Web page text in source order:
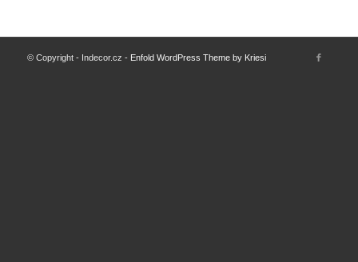
© Copyright - Indecor.cz - Enfold WordPress Theme by Kriesi